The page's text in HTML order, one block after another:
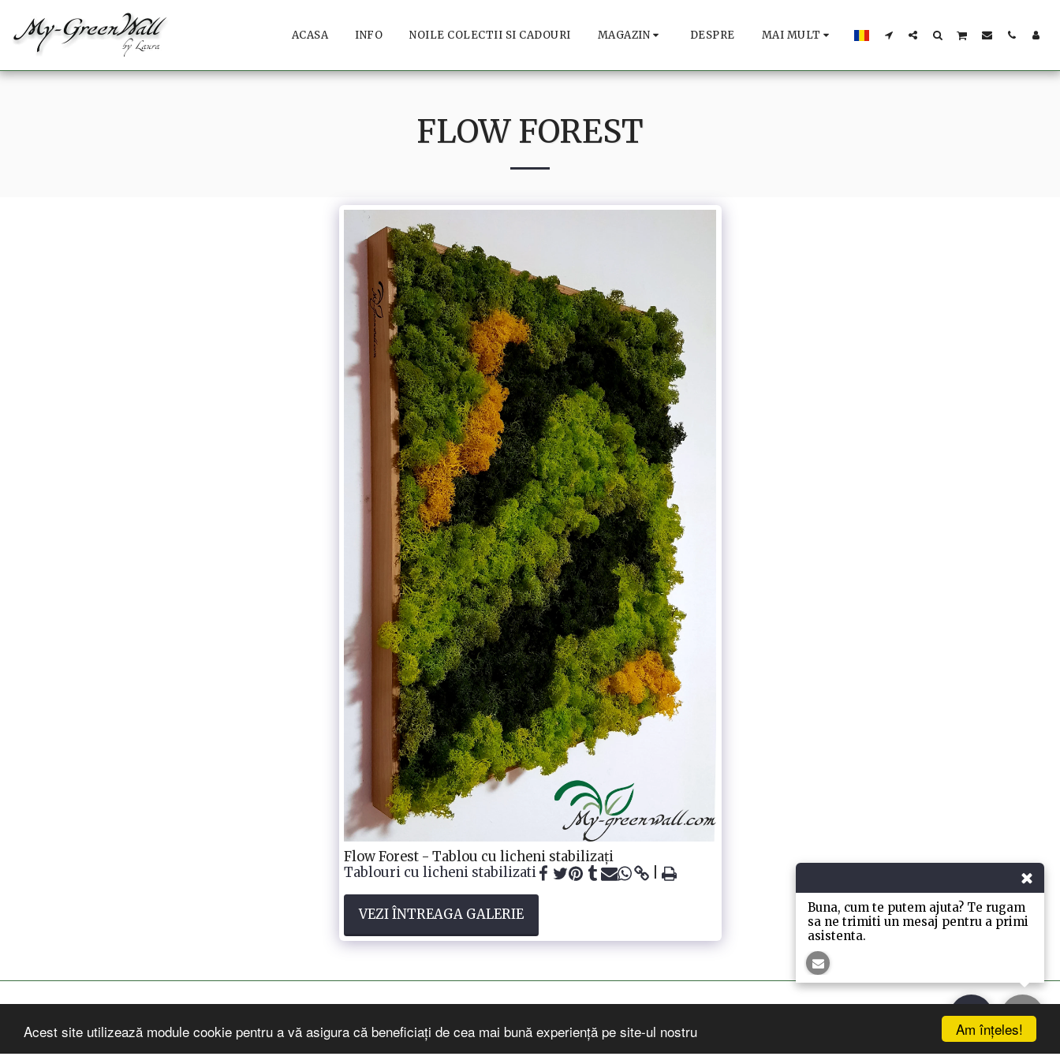
Am înţeles!
Acest site utilizează module cookie pentru a vă asigura că beneficiați de cea mai bună experiență pe site-ul nostru
ACASA INFO NOILE COLECTII SI CADOURI MAGAZIN DESPRE MAI MULT
FLOW FOREST
Flow Forest - Tablou cu licheni stabilizați
Tablouri cu licheni stabilizati
VEZI ÎNTREAGA GALERIE
Acasa INFO NOILE COLECTII Si Cadouri Magazin Despre Portofoliu Amenajari Servicii My-GreenWall Despre Muschi, Licheni Si Cristale Mai Mult
Buna, cum te putem ajuta? Te rugam
sa ne trimiti un mesaj pentru a primi
asistenta.